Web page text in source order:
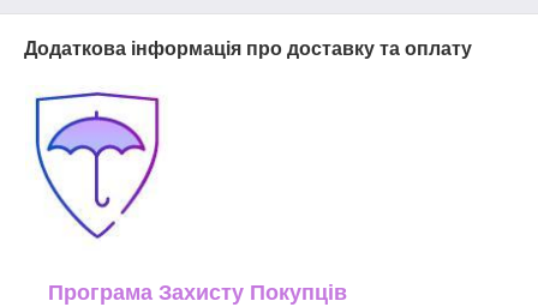
Додаткова інформація про доставку та оплату
Програма Захисту Покупців